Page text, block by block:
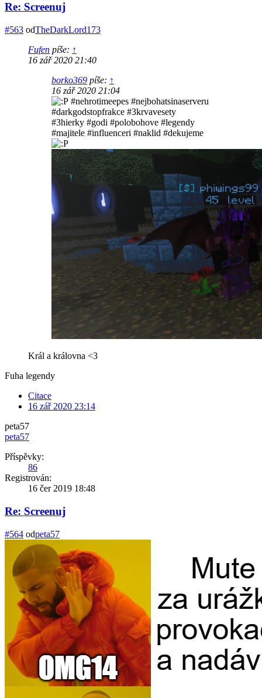
Re: Screenuj
#563 odTheDarkLord173
Fufen píše: ↑
16 zář 2020 21:40
borko369 píše: ↑
16 zář 2020 21:04
#nehrotimeepes #nejbohatsinaserveru
#darkgodstopfrakce #3krvavesety
#3hierky #godi #polobohove #legendy
#majitele #influenceri #naklid #dekujeme
Král a královna <3
Fuha legendy
Citace
16 zář 2020 23:14
peta57
peta57
Příspěvky:
86
Registrován:
16 čer 2019 18:48
Re: Screenuj
#564 odpeta57